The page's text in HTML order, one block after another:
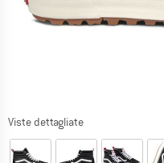
Viste dettagliate